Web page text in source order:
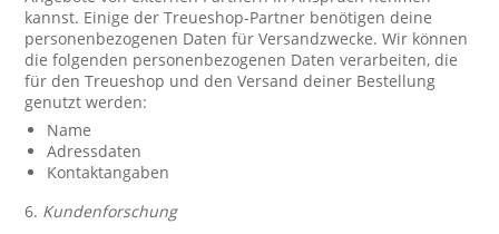
kannst. Einige der Treueshop-Partner benötigen deine
personenbezogenen Daten für Versandzwecke. Wir können
die folgenden personenbezogenen Daten verarbeiten, die
für den Treueshop und den Versand deiner Bestellung
genutzt werden:
Name
Adressdaten
Kontaktangaben
6. Kundenforschung